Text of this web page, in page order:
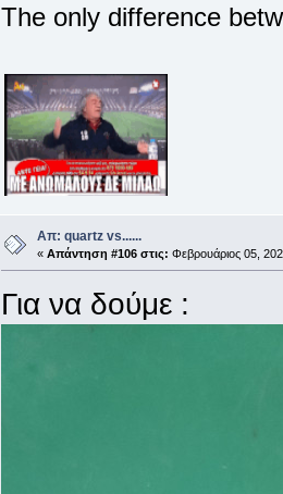
The only difference
Απ: quartz vs......
« Απάντηση #106 στις: Φεβρουάριος 05,
Για να δούμε :